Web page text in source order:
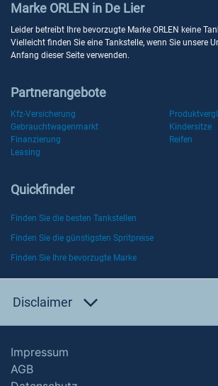
Marke ORLEN in De Lier
Leider betreibt Ihre bevorzugte Marke ORLEN keine
Vielleicht finden Sie eine Tankstelle, wenn Sie unsere
Anfang dieser Seite verwenden.
Partnerangebote
Kfz-Versicherung
Gebrauchtwagenmarkt
Kindersitze
Finanzierung
Reifen
Leasing
Quickfinder
Finden Sie die besten Tankstellen
Finden Sie die günstigsten Spritpreise
Finden Sie Ihre bevorzugte Marke
Disclaimer
Impressum
AGB